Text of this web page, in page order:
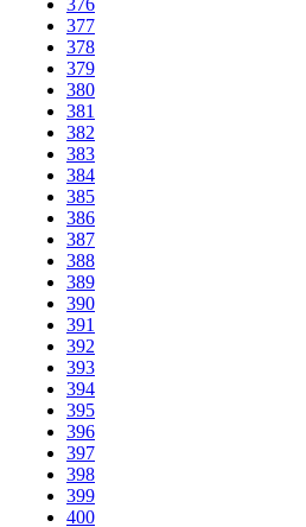
376
377
378
379
380
381
382
383
384
385
386
387
388
389
390
391
392
393
394
395
396
397
398
399
400